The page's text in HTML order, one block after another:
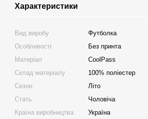
Характеристики
Вид виробу
Футболка
Особливості
Без принта
Матеріал
CoolPass
Склад матеріалу
100% поліестер
Сезон
Літо
Стать
Чоловіча
Країна виробництва
Україна